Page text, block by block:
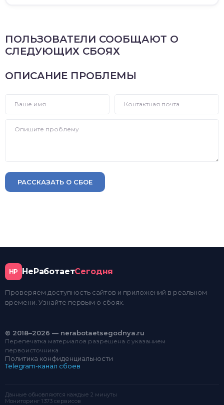
ПОЛЬЗОВАТЕЛИ СООБЩАЮТ О
СЛЕДУЮЩИХ СБОЯХ
ОПИСАНИЕ ПРОБЛЕМЫ
РАССКАЗАТЬ О СБОЕ
НР НеРаботаетСегодня
Проверяем доступность сайтов и приложений в реальном
времени. Узнайте первым о сбоях.
© 2018–2026 — nerabotaetsegodnya.ru
Перепечатка материалов разрешена с указанием
первоисточника
Политика конфиденциальности
Telegram-канал сбоев
Данные обновляются каждые 2 минуты
Мониторинг 1 373 сервисов